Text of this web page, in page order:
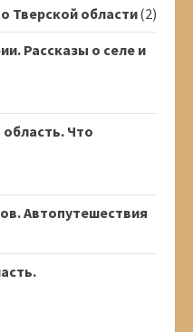
Тверской области(2)
Рассказы о селе и
область. Что
Автопутешествия